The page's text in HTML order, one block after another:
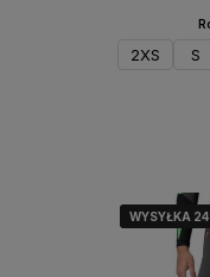
2XS S
WYSYŁKA
WYSYŁKA
WYSYŁKA